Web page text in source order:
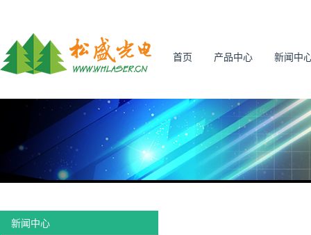
首页 产品中心 新闻中
新闻中心